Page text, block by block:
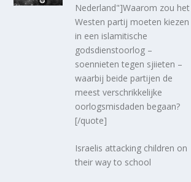
Nederland"]Waarom zou het
Westen partij moeten kiezen
in een islamitische
godsdienstoorlog –
soennieten tegen sjiieten –
waarbij beide partijen de
meest verschrikkelijke
oorlogsmisdaden begaan?
[/quote]
Israelis attacking children on
their way to school